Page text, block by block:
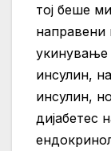
тој беше
направени
укинување
инсулин,
инсулин,
дијабетес